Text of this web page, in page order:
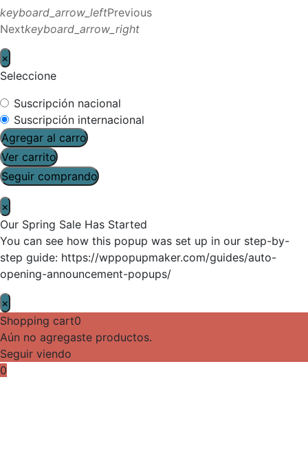
keyboard_arrow_leftPrevious
Nextkeyboard_arrow_right
×
Seleccione
Suscripción nacional
Suscripción internacional
Agregar al carro
Ver carrito
Seguir comprando
×
Our Spring Sale Has Started
You can see how this popup was set up in our step-by-
step guide: https://wppopupmaker.com/guides/auto-
opening-announcement-popups/
×
Shopping cart0
Aún no agregaste productos.
Seguir viendo
0